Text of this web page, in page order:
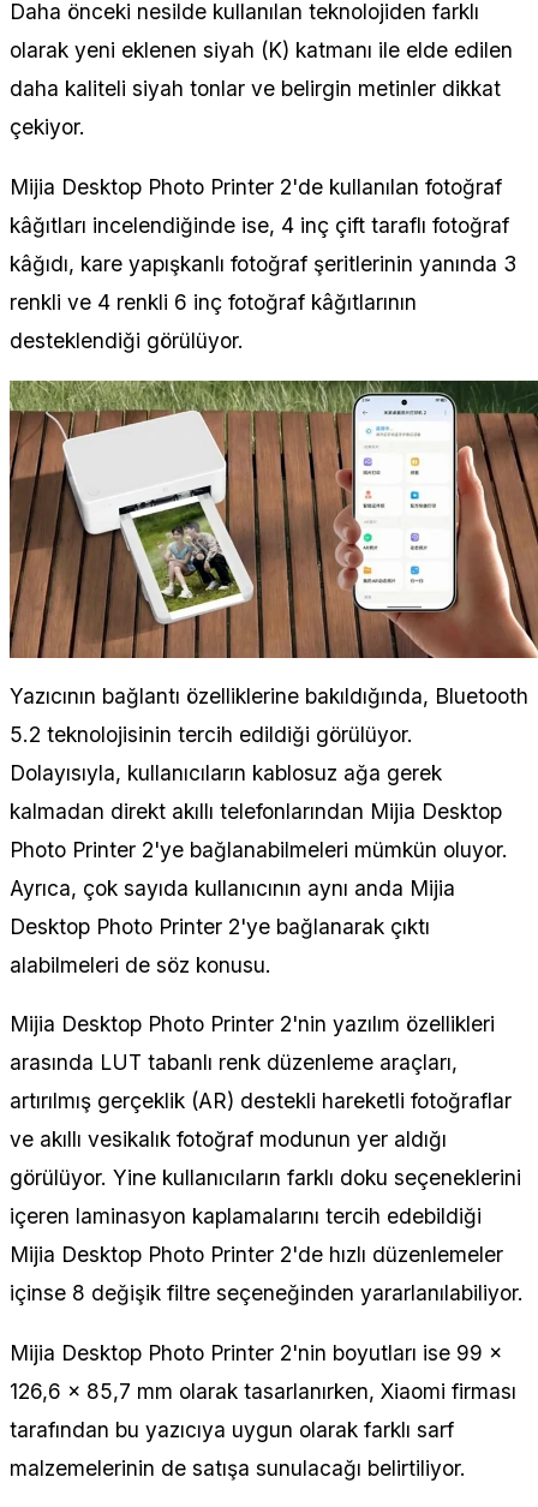
Daha önceki nesilde kullanılan teknolojiden farklı
olarak yeni eklenen siyah (K) katmanı ile elde edilen
daha kaliteli siyah tonlar ve belirgin metinler dikkat
çekiyor.
Mijia Desktop Photo Printer 2'de kullanılan fotoğraf
kâğıtları incelendiğinde ise, 4 inç çift taraflı fotoğraf
kâğıdı, kare yapışkanlı fotoğraf şeritlerinin yanında 3
renkli ve 4 renkli 6 inç fotoğraf kâğıtlarının
desteklendiği görülüyor.
Yazıcının bağlantı özelliklerine bakıldığında, Bluetooth
5.2 teknolojisinin tercih edildiği görülüyor.
Dolayısıyla, kullanıcıların kablosuz ağa gerek
kalmadan direkt akıllı telefonlarından Mijia Desktop
Photo Printer 2'ye bağlanabilmeleri mümkün oluyor.
Ayrıca, çok sayıda kullanıcının aynı anda Mijia
Desktop Photo Printer 2'ye bağlanarak çıktı
alabilmeleri de söz konusu.
Mijia Desktop Photo Printer 2'nin yazılım özellikleri
arasında LUT tabanlı renk düzenleme araçları,
artırılmış gerçeklik (AR) destekli hareketli fotoğraflar
ve akıllı vesikalık fotoğraf modunun yer aldığı
görülüyor. Yine kullanıcıların farklı doku seçeneklerini
içeren laminasyon kaplamalarını tercih edebildiği
Mijia Desktop Photo Printer 2'de hızlı düzenlemeler
içinse 8 değişik filtre seçeneğinden yararlanılabiliyor.
Mijia Desktop Photo Printer 2'nin boyutları ise 99 x
126,6 x 85,7 mm olarak tasarlanırken, Xiaomi firması
tarafından bu yazıcıya uygun olarak farklı sarf
malzemelerinin de satışa sunulacağı belirtiliyor.